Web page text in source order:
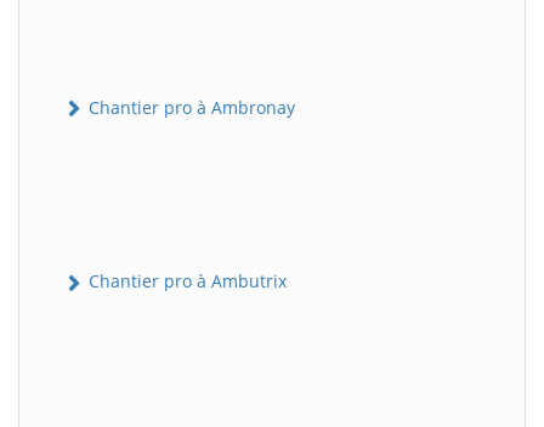
Chantier pro à Ambronay
Chantier pro à Ambutrix